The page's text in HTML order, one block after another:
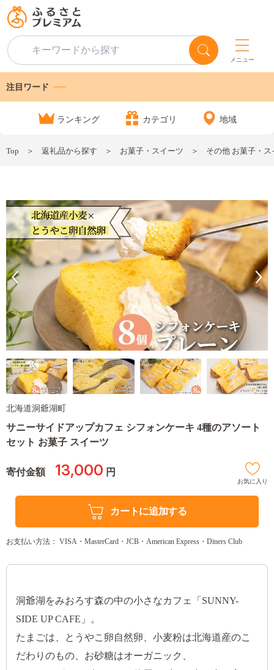
メニュー
注目ワード
ランキング カテゴリ 地域
Top 返礼品から探す お菓子・スイーツ その他 お菓子・ス
北海道洞爺湖町
サニーサイドアップカフェ シフォンケーキ 4種のアソート
セット お菓子 スイーツ
寄付金額 13,000 円
お気に入り
カートに追加する
お支払い方法： VISA・MasterCard・JCB・American Express・Diners Club
洞爺湖をみおろす森の中の小さなカフェ「SUNNY-
SIDE UP CAFE」。
たまごは、とうやこ卵自然卵、小麦粉は北海道産のこ
だわりのもの、お砂糖はオーガニック、